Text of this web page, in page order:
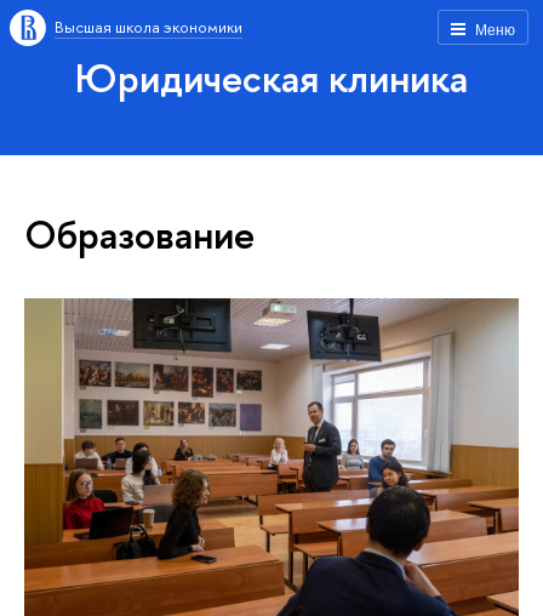
Меню
Высшая школа экономики
Юридическая клиника
Образование